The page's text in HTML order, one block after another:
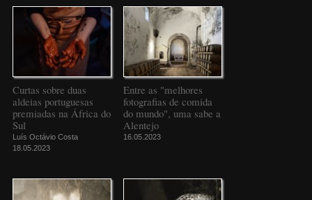
Curtas sobre duas
aldeias portuguesas
premiadas na África do
Sul
Luís Octávio Costa
18.05.2023
Entre as "melhores
fotografias de comida
do mundo", uma sabe a
Alentejo
16.05.2023